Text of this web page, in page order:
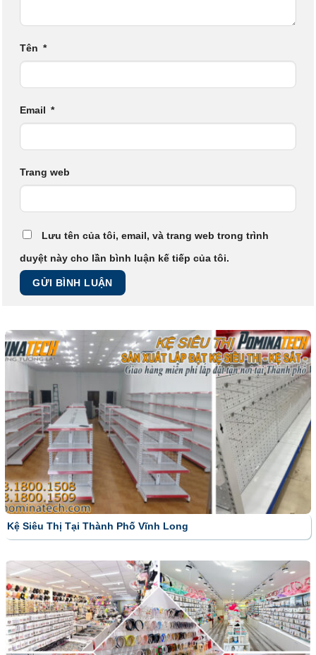
Tên *
Email *
Trang web
Lưu tên của tôi, email, và trang web trong trình
duyệt này cho lần bình luận kế tiếp của tôi.
Kệ Siêu Thị Tại Thành Phố Vĩnh Long